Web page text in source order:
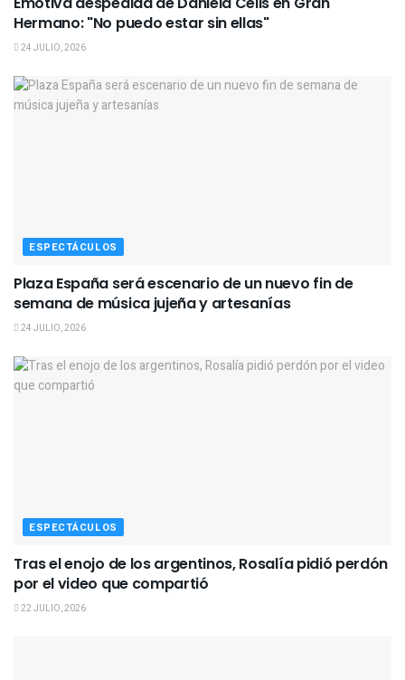
Hermano: "No puedo estar sin ellas"
24 JULIO, 2026
ESPECTÁCULOS
Plaza España será escenario de un nuevo fin de
semana de música jujeña y artesanías
24 JULIO, 2026
ESPECTÁCULOS
Tras el enojo de los argentinos, Rosalía pidió perdón
por el video que compartió
22 JULIO, 2026